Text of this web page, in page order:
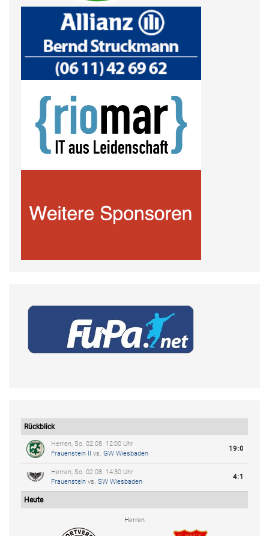
Rückblick
Herren, So. 02.08. 12:00 Uhr
Frauenstein II vs. GW Wiesbaden
19:0
Herren, So. 02.08. 14:30 Uhr
Frauenstein vs. SW Wiesbaden
4:1
Heute
Herren